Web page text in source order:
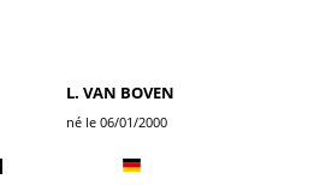
L. VAN BOVEN
né le 06/01/2000